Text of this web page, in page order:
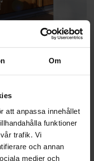
Om
att anpassa innehållet
funktioner
trafik. Vi
och annan
medier och
och undvika att
är en klassiker och
huset redan flera vita
garageport och vit